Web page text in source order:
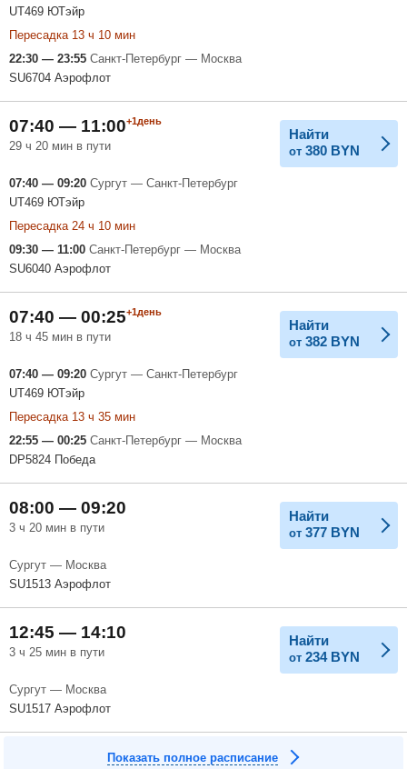
UT469 ЮТэйр
Пересадка 13 ч 10 мин
22:30 — 23:55 Санкт-Петербург — Москва
SU6704 Аэрофлот
07:40 — 11:00+1день
29 ч 20 мин в пути
Найти
от 380 BYN
07:40 — 09:20 Сургут — Санкт-Петербург
UT469 ЮТэйр
Пересадка 24 ч 10 мин
09:30 — 11:00 Санкт-Петербург — Москва
SU6040 Аэрофлот
07:40 — 00:25+1день
18 ч 45 мин в пути
Найти
от 382 BYN
07:40 — 09:20 Сургут — Санкт-Петербург
UT469 ЮТэйр
Пересадка 13 ч 35 мин
22:55 — 00:25 Санкт-Петербург — Москва
DP5824 Победа
08:00 — 09:20
3 ч 20 мин в пути
Найти
от 377 BYN
Сургут — Москва
SU1513 Аэрофлот
12:45 — 14:10
3 ч 25 мин в пути
Найти
от 234 BYN
Сургут — Москва
SU1517 Аэрофлот
Показать полное расписание